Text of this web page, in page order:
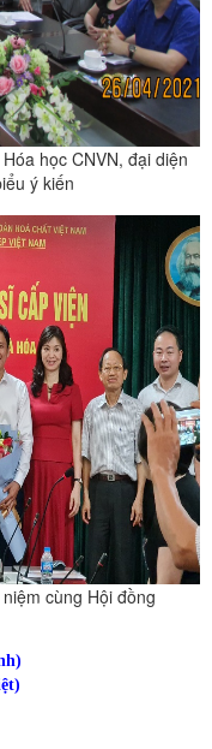
học CNVN, đại diện
ý kiến
cùng Hội đồng